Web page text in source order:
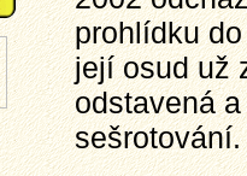
prohlídku
její osud už
odstavená
sešrotování.